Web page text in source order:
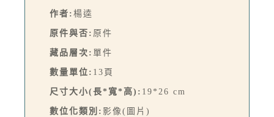
作者: 楊逵
原件與否: 原件
藏品層次: 單件
數量單位: 13頁
尺寸大小(長*寬*高): 19*26 cm
數位化類別: 影像(圖片)